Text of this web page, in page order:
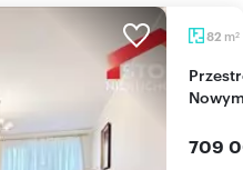
82 m2
Przestronne 4-pokojowe mieszkanie z tarasem w
709